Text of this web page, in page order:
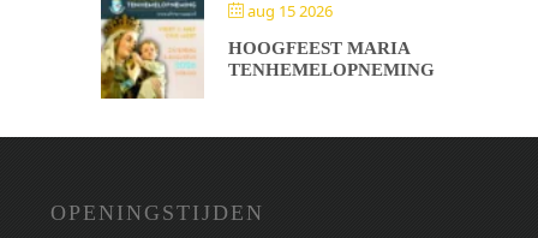
aug 15 2026
HOOGFEEST MARIA
TENHEMELOPNEMING
OPENINGSTIJDEN